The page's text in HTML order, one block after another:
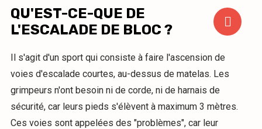
QU'EST-CE-QUE DE
L'ESCALADE DE BLOC ?
Il s'agit d'un sport qui consiste à faire l'ascension de
voies d'escalade courtes, au-dessus de matelas. Les
grimpeurs n'ont besoin ni de corde, ni de harnais de
sécurité, car leurs pieds s'élèvent à maximum 3 mètres.
Ces voies sont appelées des "problèmes", car leur